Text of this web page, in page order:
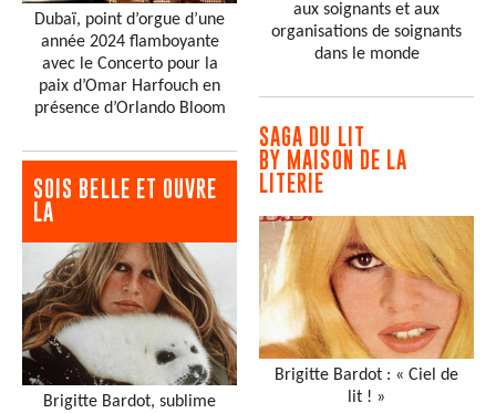
Dubaï, point d’orgue d’une
année 2024 flamboyante
avec le Concerto pour la
paix d’Omar Harfouch en
présence d’Orlando Bloom
SOIS BELLE ET OUVRE
LA
Brigitte Bardot, sublime
aux soignants et aux
organisations de soignants
dans le monde
SAGA DU LIT
BY MAISON DE LA
LITERIE
Brigitte Bardot : « Ciel de
lit ! »